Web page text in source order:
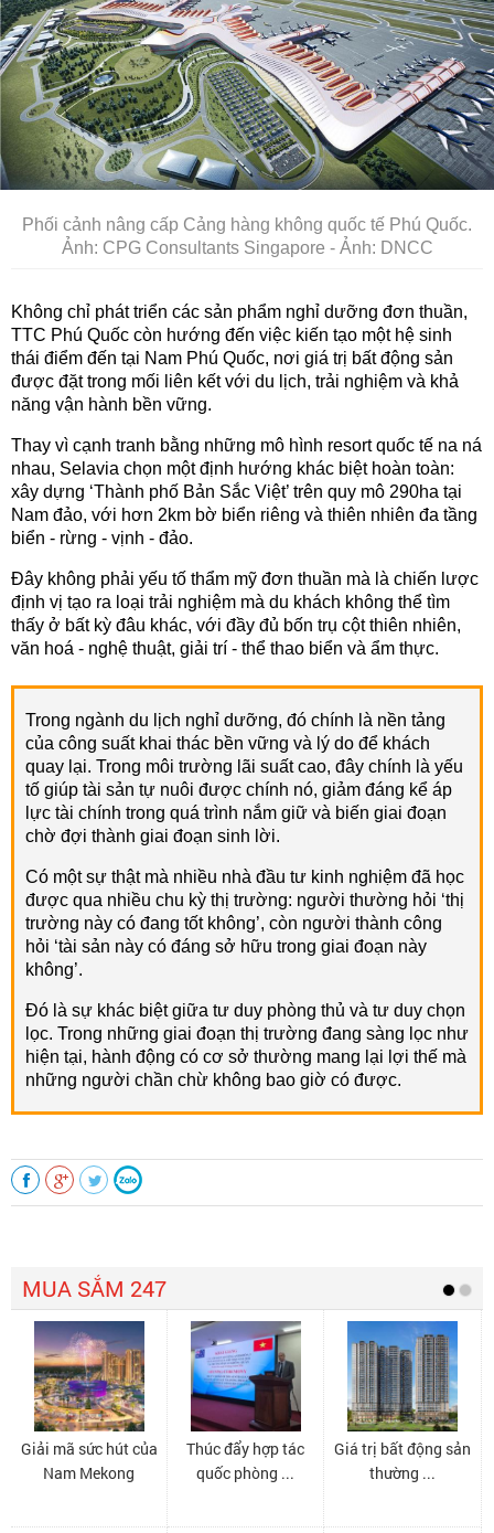
Phối cảnh nâng cấp Cảng hàng không quốc tế Phú Quốc.
Ảnh: CPG Consultants Singapore - Ảnh: DNCC
Không chỉ phát triển các sản phẩm nghỉ dưỡng đơn thuần,
TTC Phú Quốc còn hướng đến việc kiến tạo một hệ sinh
thái điểm đến tại Nam Phú Quốc, nơi giá trị bất động sản
được đặt trong mối liên kết với du lịch, trải nghiệm và khả
năng vận hành bền vững.
Thay vì cạnh tranh bằng những mô hình resort quốc tế na ná
nhau, Selavia chọn một định hướng khác biệt hoàn toàn:
xây dựng ‘Thành phố Bản Sắc Việt’ trên quy mô 290ha tại
Nam đảo, với hơn 2km bờ biển riêng và thiên nhiên đa tầng
biển - rừng - vịnh - đảo.
Đây không phải yếu tố thẩm mỹ đơn thuần mà là chiến lược
định vị tạo ra loại trải nghiệm mà du khách không thể tìm
thấy ở bất kỳ đâu khác, với đầy đủ bốn trụ cột thiên nhiên,
văn hoá - nghệ thuật, giải trí - thể thao biển và ẩm thực.
Trong ngành du lịch nghỉ dưỡng, đó chính là nền tảng
của công suất khai thác bền vững và lý do để khách
quay lại. Trong môi trường lãi suất cao, đây chính là yếu
tố giúp tài sản tự nuôi được chính nó, giảm đáng kể áp
lực tài chính trong quá trình nắm giữ và biến giai đoạn
chờ đợi thành giai đoạn sinh lời.
Có một sự thật mà nhiều nhà đầu tư kinh nghiệm đã học
được qua nhiều chu kỳ thị trường: người thường hỏi ‘thị
trường này có đang tốt không’, còn người thành công
hỏi ‘tài sản này có đáng sở hữu trong giai đoạn này
không’.
Đó là sự khác biệt giữa tư duy phòng thủ và tư duy chọn
lọc. Trong những giai đoạn thị trường đang sàng lọc như
hiện tại, hành động có cơ sở thường mang lại lợi thế mà
những người chần chừ không bao giờ có được.